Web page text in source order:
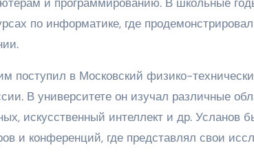
по информатике, где
поступил в Московский физико-
В университете он изучал различные
искусственный интеллект и др. Усланов
и конференций, где представлял свои